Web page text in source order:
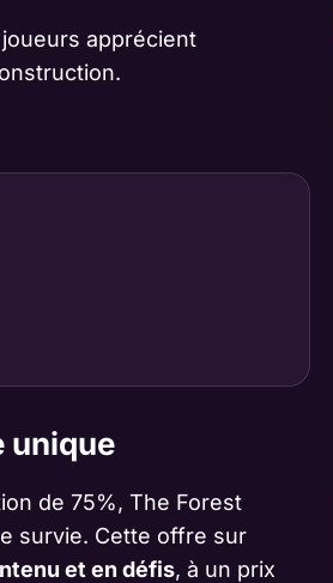
apprécient
unique
de 75%, The Forest
survie. Cette offre sur
et en défis, à un prix